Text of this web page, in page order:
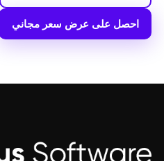
احصل على عرض سعر مجاني